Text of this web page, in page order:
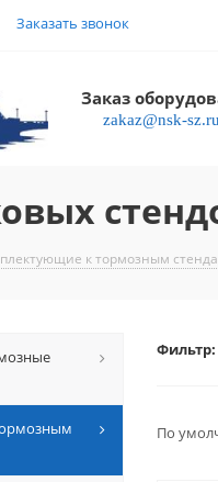
Заказать звонок
Заказ
zakaz@nsk-sz.ru
к тормозным
Фильтр:
По